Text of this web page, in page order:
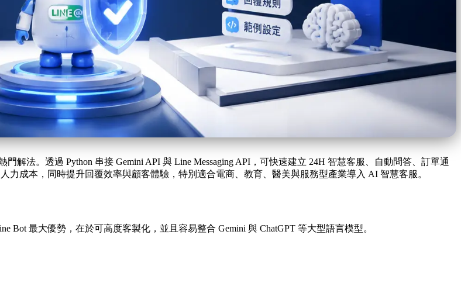
門解法。透過 Python 串接 Gemini API 與 Line Messaging API，可快速建立 24H 智慧客服、自動問答、訂單通
力成本，同時提升回覆效率與顧客體驗，特別適合電商、教育、醫美與服務型產業導入 AI 智慧客服。
最大優勢，在於可高度客製化，並且容易整合 Gemini 與 ChatGPT 等大型語言模型。